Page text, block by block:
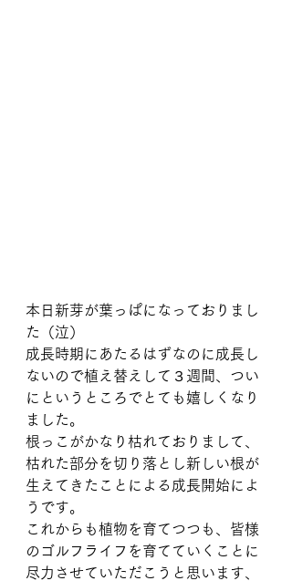
本日新芽が葉っぱになっておりまし
た（泣）
成長時期にあたるはずなのに成長し
ないので植え替えして３週間、つい
にというところでとても嬉しくなり
ました。
根っこがかなり枯れておりまして、
枯れた部分を切り落とし新しい根が
生えてきたことによる成長開始によ
うです。
これからも植物を育てつつも、皆様
のゴルフライフを育てていくことに
尽力させていただこうと思います、